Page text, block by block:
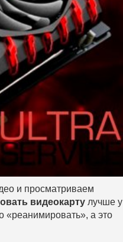
и просматриваем
видеокарту лучше у
«реанимировать», а это